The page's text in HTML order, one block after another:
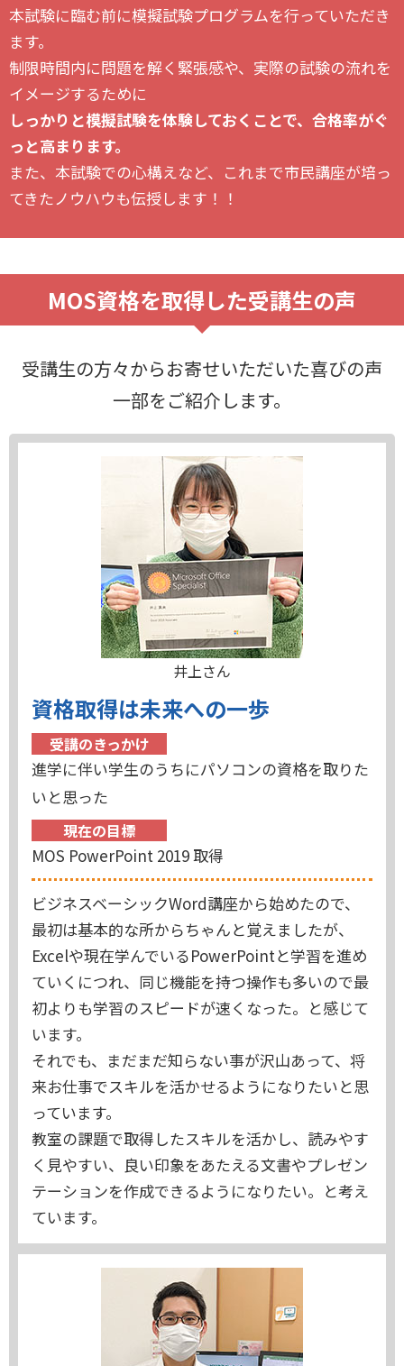
本試験に臨む前に模擬試験プログラムを行っていただき
ます。
制限時間内に問題を解く緊張感や、実際の試験の流れを
イメージするために
しっかりと模擬試験を体験しておくことで、合格率がぐ
っと高まります。
また、本試験での心構えなど、これまで市民講座が培っ
てきたノウハウも伝授します！！
MOS資格を取得した受講生の声
受講生の方々からお寄せいただいた喜びの声
一部をご紹介します。
井上さん
資格取得は未来への一歩
受講のきっかけ
進学に伴い学生のうちにパソコンの資格を取りた
いと思った
現在の目標
MOS PowerPoint 2019 取得
ビジネスベーシックWord講座から始めたので、
最初は基本的な所からちゃんと覚えましたが、
Excelや現在学んでいるPowerPointと学習を進め
ていくにつれ、同じ機能を持つ操作も多いので最
初よりも学習のスピードが速くなった。と感じて
います。
それでも、まだまだ知らない事が沢山あって、将
来お仕事でスキルを活かせるようになりたいと思
っています。
教室の課題で取得したスキルを活かし、読みやす
く見やすい、良い印象をあたえる文書やプレゼン
テーションを作成できるようになりたい。と考え
ています。